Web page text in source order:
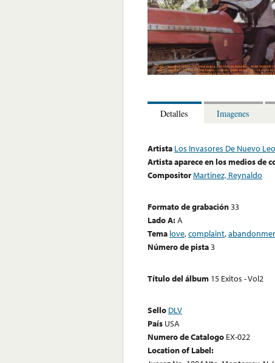
Detalles Imagenes
Artista Los Invasores De Nuevo
Artista aparece en los medios de
CompositorMartinez, Reynaldo
Formato de grabación33
Lado A:A
Tema love,complaint,
Número de pista3
Título del álbum 15 Exitos - Vol2
Sello DLV
País USA
Numero de Catalogo EX-022
Location of Label: